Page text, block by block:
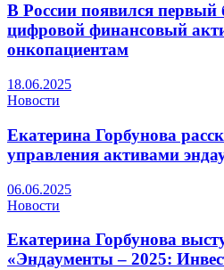
В России появился первый
цифровой финансовый
онкопациентам
18.06.2025
Новости
Екатерина Горбунова
управления активами
06.06.2025
Новости
Екатерина Горбунова
«Эндаументы – 2025: